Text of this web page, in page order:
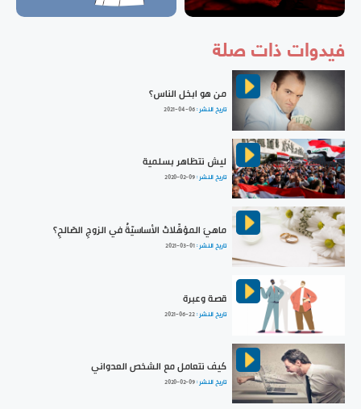
فيدوات ذات صلة
من هو ابخل الناس؟
تاريخ النشر :2021-04-06
ليش نتظاهر بسلمية
تاريخ النشر :2020-02-09
ماهيَ المؤهِّلاتُ الأساسيّةُ في الزوجِ الصّالحِ؟
تاريخ النشر :2021-03-01
قصة وعبرة
تاريخ النشر :2021-06-22
كيف نتعامل مع الشخص العدواني
تاريخ النشر :2020-02-09